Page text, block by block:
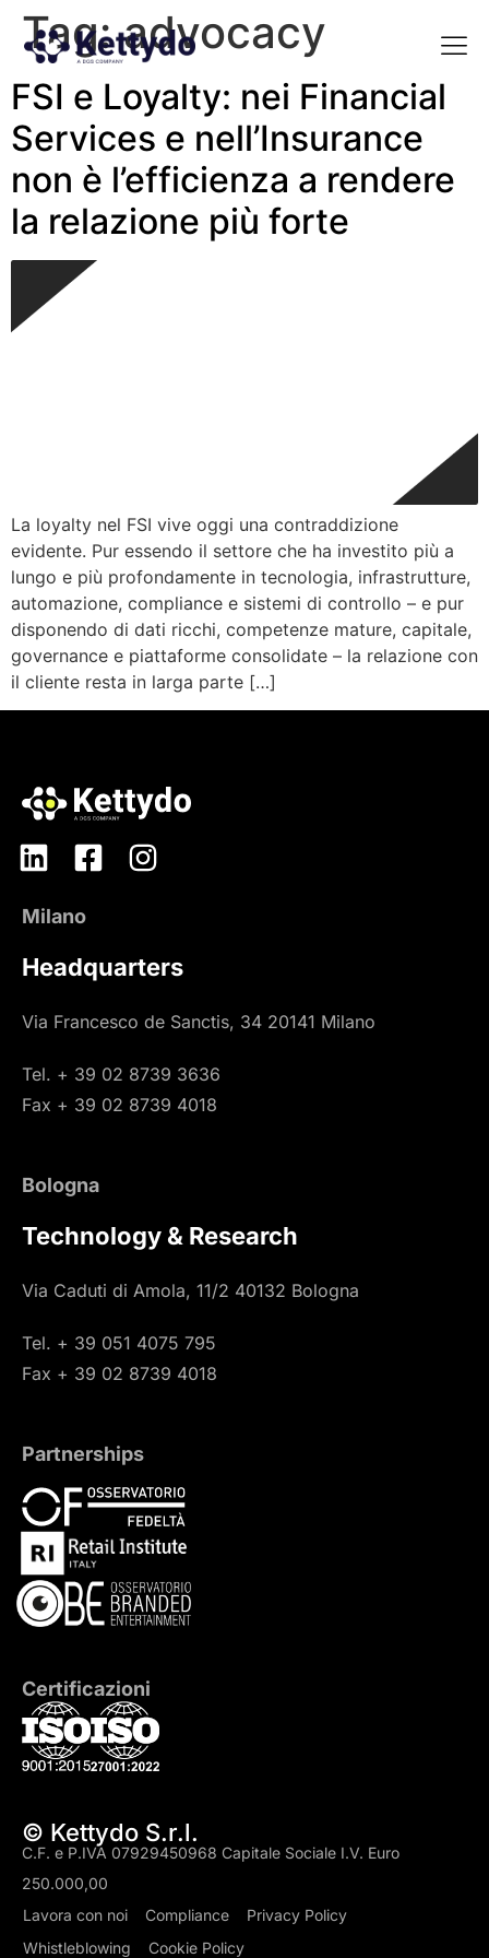
Tag:advocacy
FSI e Loyalty: nei Financial
Services e nell’Insurance
non è l’efficienza a rendere
la relazione più forte
La loyalty nel FSI vive oggi una contraddizione
evidente. Pur essendo il settore che ha investito più a
lungo e più profondamente in tecnologia, infrastrutture,
automazione, compliance e sistemi di controllo – e pur
disponendo di dati ricchi, competenze mature, capitale,
governance e piattaforme consolidate – la relazione con
il cliente resta in larga parte […]
Milano
Headquarters
Via Francesco de Sanctis, 34 20141 Milano
Tel. + 39 02 8739 3636
Fax + 39 02 8739 4018
Bologna
Technology & Research
Via Caduti di Amola, 11/2 40132 Bologna
Tel. + 39 051 4075 795
Fax + 39 02 8739 4018
Partnerships
Certificazioni
© Kettydo S.r.l.
C.F. e P.IVA 07929450968 Capitale Sociale I.V. Euro
250.000,00
Lavora con noi
Compliance
Privacy Policy
Whistleblowing
Cookie Policy